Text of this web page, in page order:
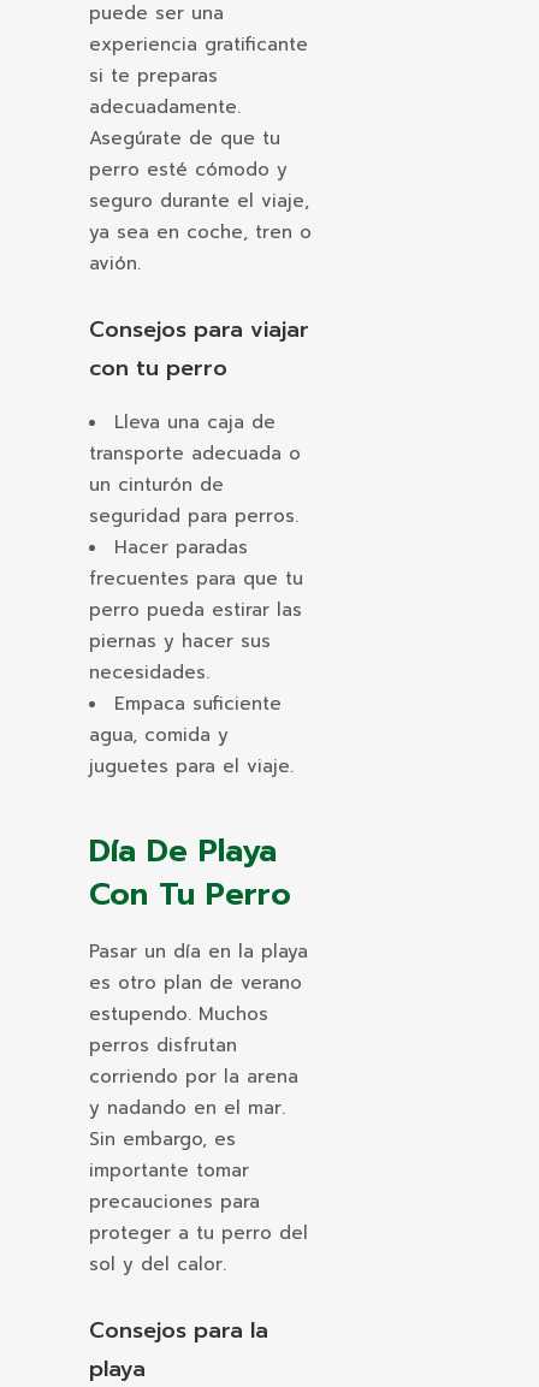
puede ser una
experiencia gratificante
si te preparas
adecuadamente.
Asegúrate de que tu
perro esté cómodo y
seguro durante el viaje,
ya sea en coche, tren o
avión.
Consejos para viajar
con tu perro
Lleva una caja de
transporte adecuada o
un cinturón de
seguridad para perros.
Hacer paradas
frecuentes para que tu
perro pueda estirar las
piernas y hacer sus
necesidades.
Empaca suficiente
agua, comida y
juguetes para el viaje.
Día De Playa
Con Tu Perro
Pasar un día en la playa
es otro plan de verano
estupendo. Muchos
perros disfrutan
corriendo por la arena
y nadando en el mar.
Sin embargo, es
importante tomar
precauciones para
proteger a tu perro del
sol y del calor.
Consejos para la
playa